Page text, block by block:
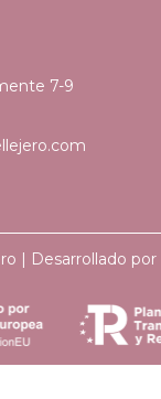
7-9
| Desarrollado por